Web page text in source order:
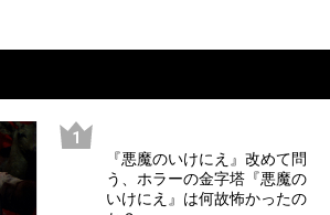
『悪魔のいけにえ』改めて問
う、ホラーの金字塔『悪魔の
いけにえ』は何故怖かったの